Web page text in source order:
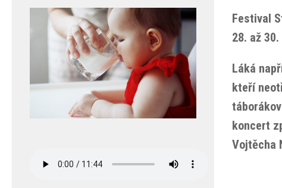
Festival
28. až
Láká
kteří
koncert
Vojtěcha